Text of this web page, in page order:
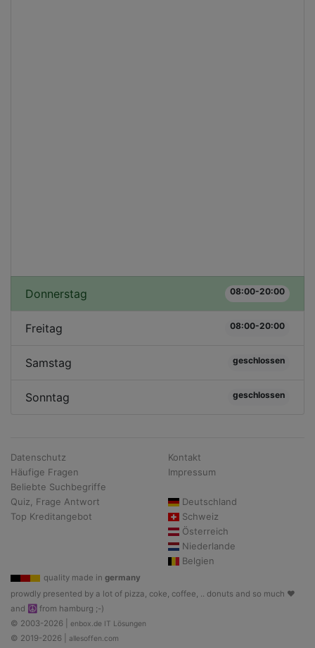
Donnerstag 08:00-20:00
Freitag 08:00-20:00
Samstag geschlossen
Sonntag geschlossen
Datenschutz
Häufige Fragen
Beliebte Suchbegriffe
Quiz, Frage Antwort
Top Kreditangebot
Kontakt
Impressum
Deutschland
Schweiz
Österreich
Niederlande
Belgien
quality made in germany
prowdly presented by a lot of pizza, coke, coffee, .. donuts and so much ♥
and ☮ from hamburg ;-)
© 2003-2026 | enbox.de IT Lösungen
© 2019-2026 | allesoffen.com